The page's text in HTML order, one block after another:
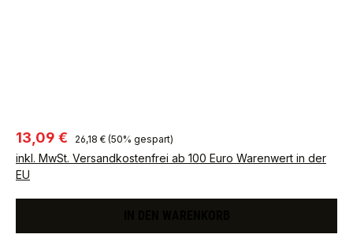
Verkaufspreis:
13,09 € Regulärer Preis:
26,18 € (50% gespart)
inkl. MwSt. Versandkostenfrei ab 100 Euro Warenwert in der
EU